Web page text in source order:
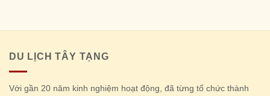
DU LỊCH TÂY TẠNG